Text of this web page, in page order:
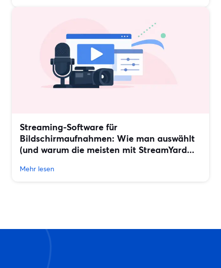
Streaming-Software für
Bildschirmaufnahmen: Wie man auswählt
(und warum die meisten mit StreamYard...
Mehr lesen